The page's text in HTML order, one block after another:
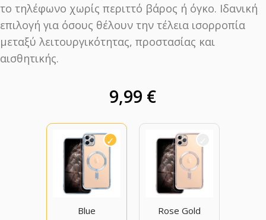
το τηλέφωνο χωρίς περιττό βάρος ή όγκο. Ιδανική
επιλογή για όσους θέλουν την τέλεια ισορροπία
μεταξύ λειτουργικότητας, προστασίας και
αισθητικής.
9,99 €
Blue
Rose Gold